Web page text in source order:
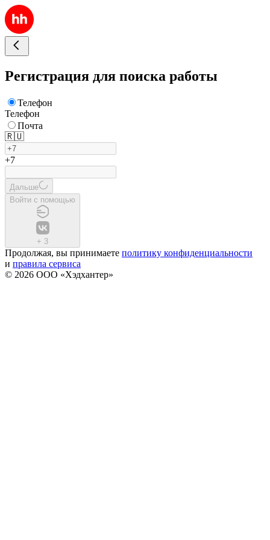
Регистрация для поиска работы
Телефон
Телефон
Почта
🇷🇺
+7
Дальше
Войти с помощью
+ 3
Продолжая, вы принимаете политику конфиденциальности
и правила сервиса
© 2026 ООО «Хэдхантер»